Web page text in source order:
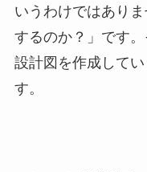
いうわけではあり
するのか？」です。
設計図を作成して
す。